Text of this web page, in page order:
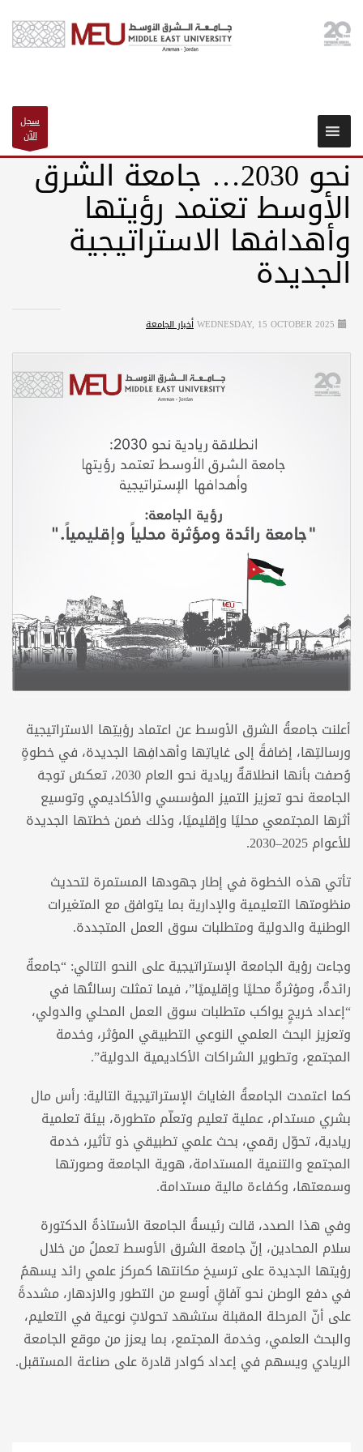
سجل
الآن
نحو 2030… جامعة الشرق
الأوسط تعتمد رؤيتها
وأهدافها الاستراتيجية
الجديدة
WEDNESDAY, 15 OCTOBER 2025أخبار الجامعة
أعلنت جامعةُ الشرق الأوسط عن اعتماد رؤيتِها الاستراتيجية
ورسالتِها، إضافةً إلى غاياتِها وأهدافِها الجديدة، في خطوةٍ
وُصفت بأنها انطلاقةٌ ريادية نحو العام 2030، تعكسُ توجهَ
الجامعة نحو تعزيز التميز المؤسسي والأكاديمي وتوسيع
أثرها المجتمعي محليًا وإقليميًا، وذلك ضمن خطتها الجديدة
للأعوام 2025–2030.
تأتي هذه الخطوة في إطار جهودها المستمرة لتحديث
منظومتها التعليمية والإدارية بما يتوافق مع المتغيرات
الوطنية والدولية ومتطلبات سوق العمل المتجددة.
وجاءت رؤية الجامعة الإستراتيجية على النحو التالي: “جامعةٌ
رائدةٌ، ومؤثرةٌ محليًا وإقليميًا”، فيما تمثلت رسالتُها في
“إعداد خريجٍ يواكب متطلبات سوق العمل المحلي والدولي،
وتعزيز البحث العلمي النوعي التطبيقي المؤثر، وخدمة
المجتمع، وتطوير الشراكات الأكاديمية الدولية”.
كما اعتمدت الجامعةُ الغاياتَ الإستراتيجية التالية: رأس مال
بشري مستدام، عملية تعليم وتعلّم متطورة، بيئة تعلمية
ريادية، تحوّل رقمي، بحث علمي تطبيقي ذو تأثير، خدمة
المجتمع والتنمية المستدامة، هوية الجامعة وصورتها
وسمعتها، وكفاءة مالية مستدامة.
وفي هذا الصدد، قالت رئيسةُ الجامعة الأستاذةُ الدكتورة
سلام المحادين، إنّ جامعة الشرق الأوسط تعملُ من خلال
رؤيتها الجديدة على ترسيخ مكانتها كمركز علمي رائد يسهمُ
في دفع الوطن نحو آفاقٍ أوسع من التطور والازدهار، مشددةً
على أنّ المرحلة المقبلة ستشهد تحولاتٍ نوعية في التعليم،
والبحث العلمي، وخدمة المجتمع، بما يعزز من موقع الجامعة
الريادي ويسهم في إعداد كوادر قادرة على صناعة المستقبل.